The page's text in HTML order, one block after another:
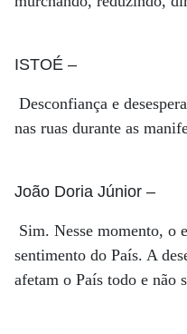
ISTOÉ –
Desconfiança e
nas ruas durante as
João Doria Júnior –
Sim. Nesse momento, o
sentimento do País. A
afetam o País todo e não